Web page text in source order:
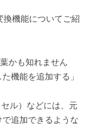
機能についてご紹
かも知れません
機能を追加する」
ル）などには、元
追加できるような